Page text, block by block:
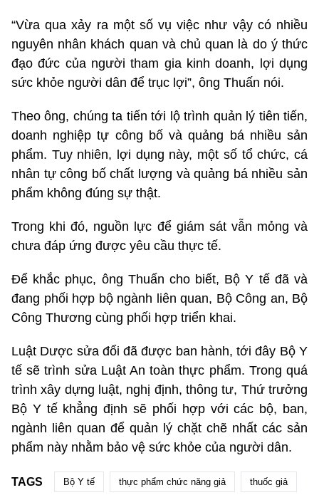
“Vừa qua xảy ra một số vụ việc như vậy có nhiều
nguyên nhân khách quan và chủ quan là do ý thức
đạo đức của người tham gia kinh doanh, lợi dụng
sức khỏe người dân để trục lợi”, ông Thuấn nói.
Theo ông, chúng ta tiến tới lộ trình quản lý tiên tiến,
doanh nghiệp tự công bố và quảng bá nhiều sản
phẩm. Tuy nhiên, lợi dụng này, một số tổ chức, cá
nhân tự công bố chất lượng và quảng bá nhiều sản
phẩm không đúng sự thật.
Trong khi đó, nguồn lực để giám sát vẫn mỏng và
chưa đáp ứng được yêu cầu thực tế.
Để khắc phục, ông Thuấn cho biết, Bộ Y tế đã và
đang phối hợp bộ ngành liên quan, Bộ Công an, Bộ
Công Thương cùng phối hợp triển khai.
Luật Dược sửa đổi đã được ban hành, tới đây Bộ Y
tế sẽ trình sửa Luật An toàn thực phẩm. Trong quá
trình xây dựng luật, nghị định, thông tư, Thứ trưởng
Bộ Y tế khẳng định sẽ phối hợp với các bộ, ban,
ngành liên quan để quản lý chặt chẽ nhất các sản
phẩm này nhằm bảo vệ sức khỏe của người dân.
TAGS Bộ Y tế thực phẩm chức năng giả thuốc giả